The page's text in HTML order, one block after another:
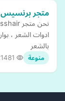
متجر برنسيس
ادوات الشعر ،
بالشعر
منوعة